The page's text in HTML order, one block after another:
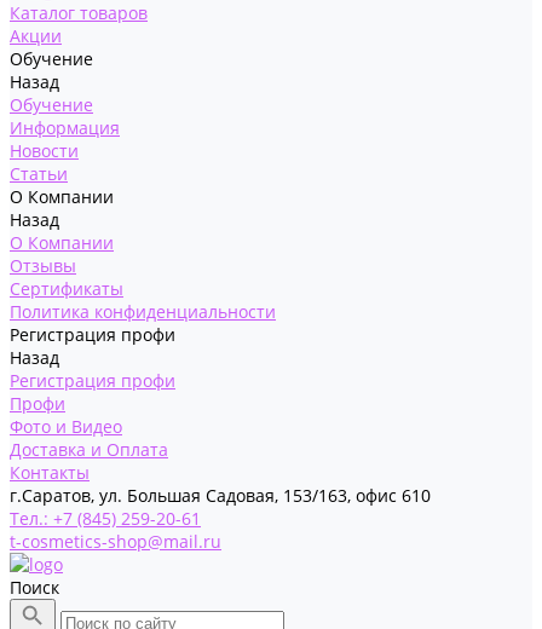
Каталог товаров
Акции
Обучение
Назад
Обучение
Информация
Новости
Статьи
О Компании
Назад
О Компании
Отзывы
Сертификаты
Политика конфиденциальности
Регистрация профи
Назад
Регистрация профи
Профи
Фото и Видео
Доставка и Оплата
Контакты
г.Саратов, ул. Большая Садовая, 153/163, офис 610
Тел.: +7 (845) 259-20-61
t-cosmetics-shop@mail.ru
Поиск